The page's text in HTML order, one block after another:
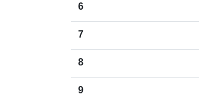
6
7
8
9